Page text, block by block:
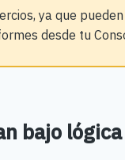
ya que
desde tu
bajo